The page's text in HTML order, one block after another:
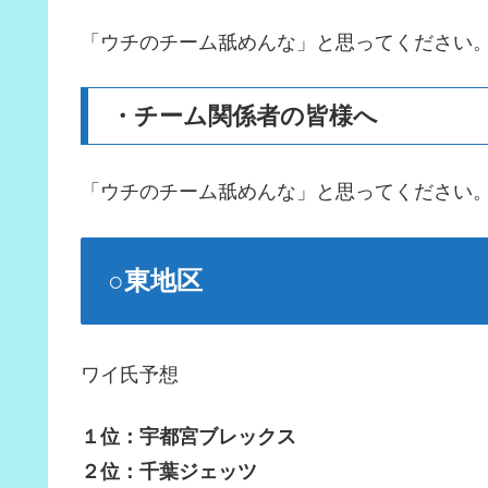
「ウチのチーム舐めんな」と思ってください
・チーム関係者の皆様へ
「ウチのチーム舐めんな」と思ってください
○東地区
ワイ氏予想
１位：宇都宮ブレックス
２位：千葉ジェッツ